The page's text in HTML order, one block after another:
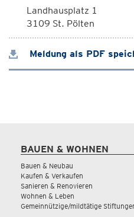
Landhausplatz 1
3109 St. Pölten
Meldung als PDF
BAUEN & WOHNEN
Bauen & Neubau
Kaufen & Verkaufen
Sanieren & Renovieren
Wohnen & Leben
Gemeinnützige/mildtätige